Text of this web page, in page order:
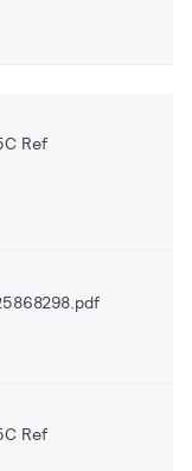
Ref
Ref